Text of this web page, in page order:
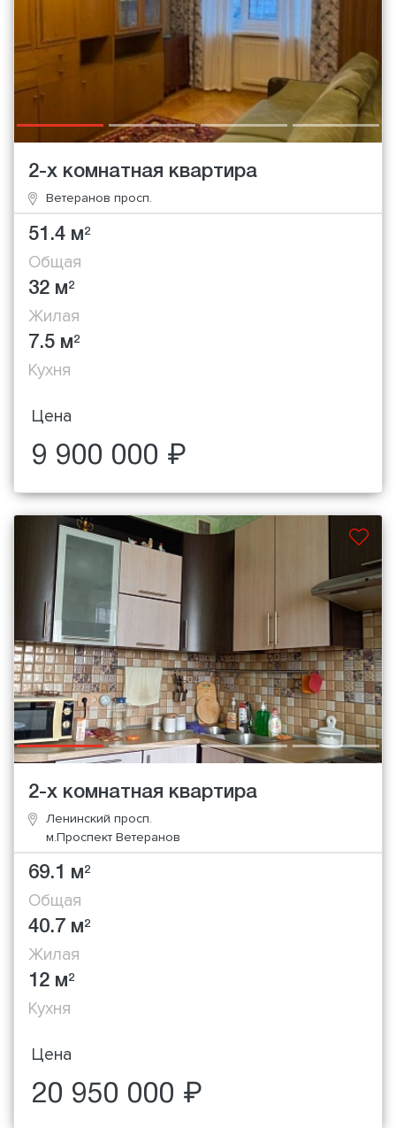
2-х комнатная квартира
Ветеранов просп.
51.4 м2
Общая
32 м2
Жилая
7.5 м2
Кухня
Цена
9 900 000 ₽
2-х комнатная квартира
Ленинский просп.
м.Проспект Ветеранов
69.1 м2
Общая
40.7 м2
Жилая
12 м2
Кухня
Цена
20 950 000 ₽